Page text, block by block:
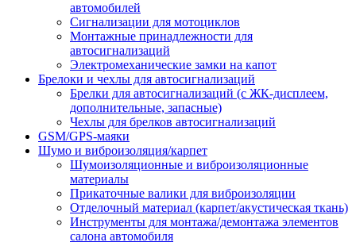
автомобилей
Сигнализации для мотоциклов
Монтажные принадлежности для
автосигнализаций
Электромеханические замки на капот
Брелоки и чехлы для автосигнализаций
Брелки для автосигнализаций (с ЖК-дисплеем,
дополнительные, запасные)
Чехлы для брелков автосигнализаций
GSM/GPS-маяки
Шумо и виброизоляция/карпет
Шумоизоляционные и виброизоляционные
материалы
Прикаточные валики для виброизоляции
Отделочный материал (карпет/акустическая ткань)
Инструменты для монтажа/демонтажа элементов
салона автомобиля